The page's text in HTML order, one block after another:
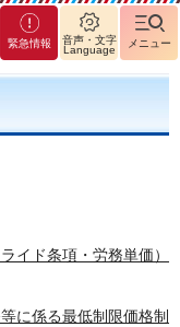
緊急情報
音声・文字
Language
メニュー
イド条項・労務単価）
に係る最低制限価格制